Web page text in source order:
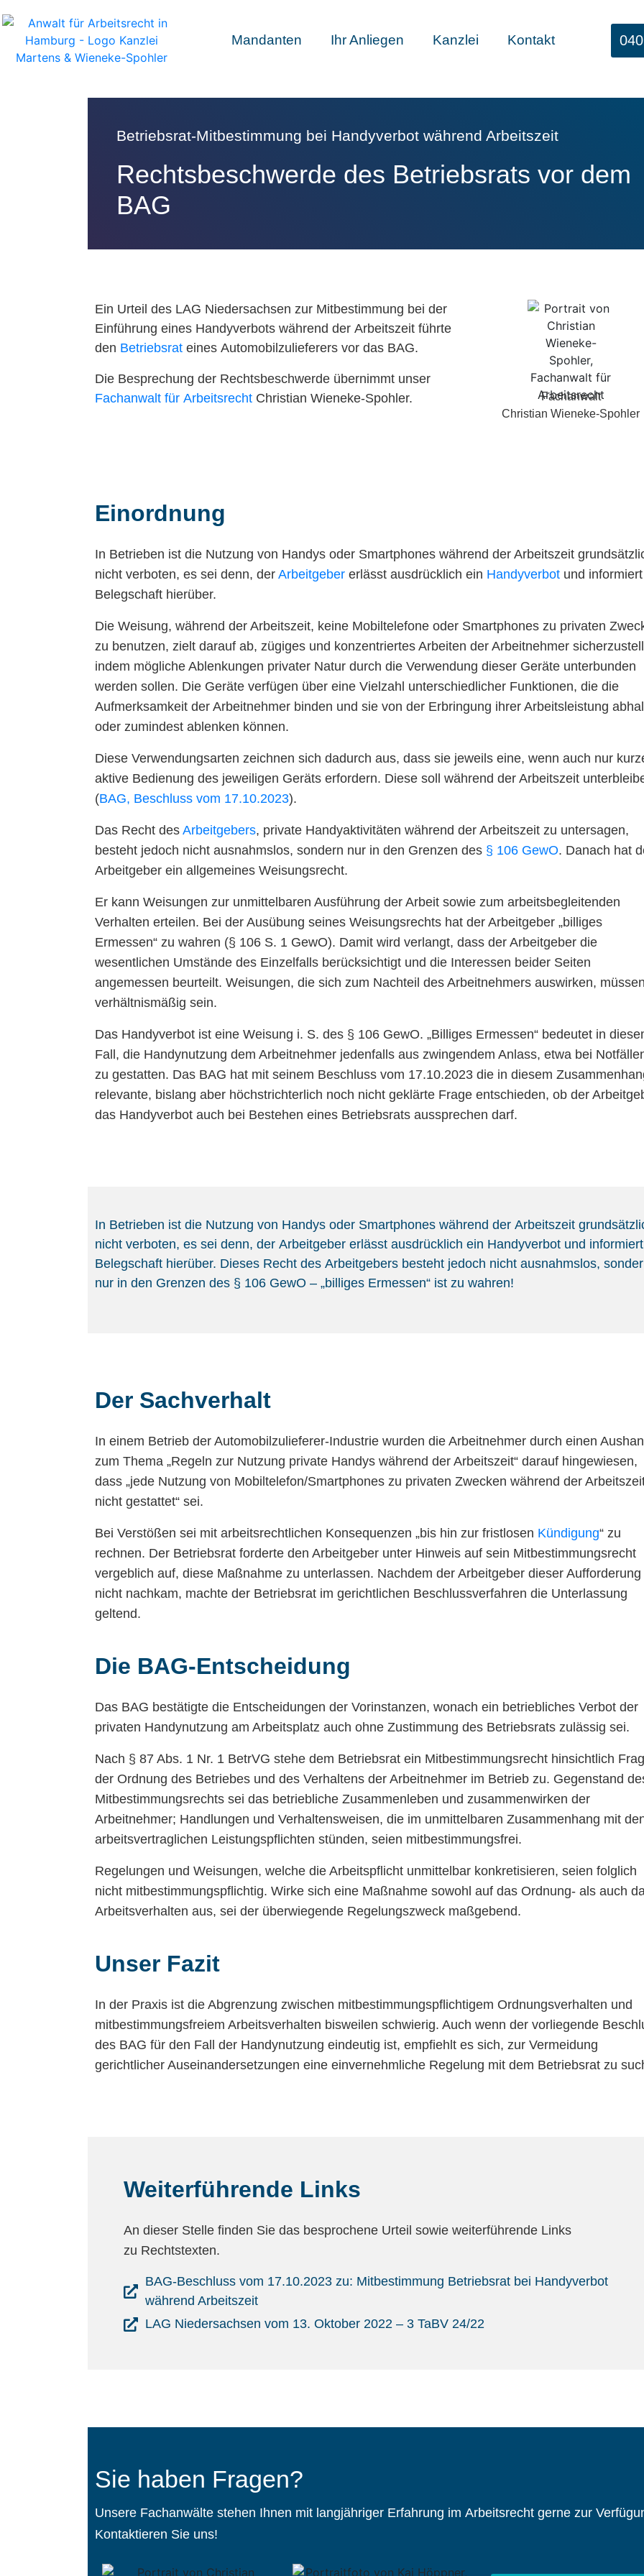
Mandanten Ihr Anliegen Kanzlei Kontakt
Betriebsrat-Mitbestimmung bei Handyverbot während Arbeitszeit
Rechtsbeschwerde des Betriebsrats vor dem
BAG
Ein Urteil des LAG Niedersachsen zur Mitbestimmung bei der
Einführung eines Handyverbots während der Arbeitszeit führte
den Betriebsrat eines Automobilzulieferers vor das BAG.
Die Besprechung der Rechtsbeschwerde übernimmt unser
Fachanwalt für Arbeitsrecht Christian Wieneke-Spohler.
Fachanwalt
Christian Wieneke-Spohler
Einordnung
In Betrieben ist die Nutzung von Handys oder Smartphones während der Arbeitszeit
nicht verboten, es sei denn, der Arbeitgeber erlässt ausdrücklich ein Handyverbot und
Belegschaft hierüber.
Die Weisung, während der Arbeitszeit, keine Mobiltelefone oder Smartphones zu privaten
zu benutzen, zielt darauf ab, zügiges und konzentriertes Arbeiten der Arbeitnehmer
indem mögliche Ablenkungen privater Natur durch die Verwendung dieser Geräte unterbunden
werden sollen. Die Geräte verfügen über eine Vielzahl unterschiedlicher Funktionen, die die
Aufmerksamkeit der Arbeitnehmer binden und sie von der Erbringung ihrer Arbeitsleistung
oder zumindest ablenken können.
Diese Verwendungsarten zeichnen sich dadurch aus, dass sie jeweils eine, wenn auch nur
aktive Bedienung des jeweiligen Geräts erfordern. Diese soll während der Arbeitszeit
(BAG, Beschluss vom 17.10.2023).
Das Recht des Arbeitgebers, private Handyaktivitäten während der Arbeitszeit zu untersagen,
besteht jedoch nicht ausnahmslos, sondern nur in den Grenzen des § 106 GewO. Danach hat
Arbeitgeber ein allgemeines Weisungsrecht.
Er kann Weisungen zur unmittelbaren Ausführung der Arbeit sowie zum arbeitsbegleitenden
Verhalten erteilen. Bei der Ausübung seines Weisungsrechts hat der Arbeitgeber „billiges
Ermessen“ zu wahren (§ 106 S. 1 GewO). Damit wird verlangt, dass der Arbeitgeber die
wesentlichen Umstände des Einzelfalls berücksichtigt und die Interessen beider Seiten
angemessen beurteilt. Weisungen, die sich zum Nachteil des Arbeitnehmers auswirken,
verhältnismäßig sein.
Das Handyverbot ist eine Weisung i. S. des § 106 GewO. „Billiges Ermessen“ bedeutet in
Fall, die Handynutzung dem Arbeitnehmer jedenfalls aus zwingendem Anlass, etwa bei
zu gestatten. Das BAG hat mit seinem Beschluss vom 17.10.2023 die in diesem
relevante, bislang aber höchstrichterlich noch nicht geklärte Frage entschieden, ob der
das Handyverbot auch bei Bestehen eines Betriebsrats aussprechen darf.
In Betrieben ist die Nutzung von Handys oder Smartphones während der Arbeitszeit
nicht verboten, es sei denn, der Arbeitgeber erlässt ausdrücklich ein Handyverbot und
Belegschaft hierüber. Dieses Recht des Arbeitgebers besteht jedoch nicht ausnahmslos,
nur in den Grenzen des § 106 GewO – „billiges Ermessen“ ist zu wahren!
Der Sachverhalt
In einem Betrieb der Automobilzulieferer-Industrie wurden die Arbeitnehmer durch einen
zum Thema „Regeln zur Nutzung private Handys während der Arbeitszeit“ darauf hingewiesen,
dass „jede Nutzung von Mobiltelefon/Smartphones zu privaten Zwecken während der
nicht gestattet“ sei.
Bei Verstößen sei mit arbeitsrechtlichen Konsequenzen „bis hin zur fristlosen Kündigung“ zu
rechnen. Der Betriebsrat forderte den Arbeitgeber unter Hinweis auf sein Mitbestimmungsrecht
vergeblich auf, diese Maßnahme zu unterlassen. Nachdem der Arbeitgeber dieser Aufforderung
nicht nachkam, machte der Betriebsrat im gerichtlichen Beschlussverfahren die Unterlassung
geltend.
Die BAG-Entscheidung
Das BAG bestätigte die Entscheidungen der Vorinstanzen, wonach ein betriebliches Verbot der
privaten Handynutzung am Arbeitsplatz auch ohne Zustimmung des Betriebsrats zulässig sei.
Nach § 87 Abs. 1 Nr. 1 BetrVG stehe dem Betriebsrat ein Mitbestimmungsrecht hinsichtlich
der Ordnung des Betriebes und des Verhaltens der Arbeitnehmer im Betrieb zu. Gegenstand
Mitbestimmungsrechts sei das betriebliche Zusammenleben und zusammenwirken der
Arbeitnehmer; Handlungen und Verhaltensweisen, die im unmittelbaren Zusammenhang mit
arbeitsvertraglichen Leistungspflichten stünden, seien mitbestimmungsfrei.
Regelungen und Weisungen, welche die Arbeitspflicht unmittelbar konkretisieren, seien folglich
nicht mitbestimmungspflichtig. Wirke sich eine Maßnahme sowohl auf das Ordnung- als auch
Arbeitsverhalten aus, sei der überwiegende Regelungszweck maßgebend.
Unser Fazit
In der Praxis ist die Abgrenzung zwischen mitbestimmungspflichtigem Ordnungsverhalten und
mitbestimmungsfreiem Arbeitsverhalten bisweilen schwierig. Auch wenn der vorliegende
des BAG für den Fall der Handynutzung eindeutig ist, empfiehlt es sich, zur Vermeidung
gerichtlicher Auseinandersetzungen eine einvernehmliche Regelung mit dem Betriebsrat zu
Weiterführende Links
An dieser Stelle finden Sie das besprochene Urteil sowie weiterführende Links
zu Rechtstexten.
BAG-Beschluss vom 17.10.2023 zu: Mitbestimmung Betriebsrat bei Handyverbot
während Arbeitszeit
LAG Niedersachsen vom 13. Oktober 2022 – 3 TaBV 24/22
Sie haben Fragen?
Unsere Fachanwälte stehen Ihnen mit langjähriger Erfahrung im Arbeitsrecht gerne zur
Kontaktieren Sie uns!